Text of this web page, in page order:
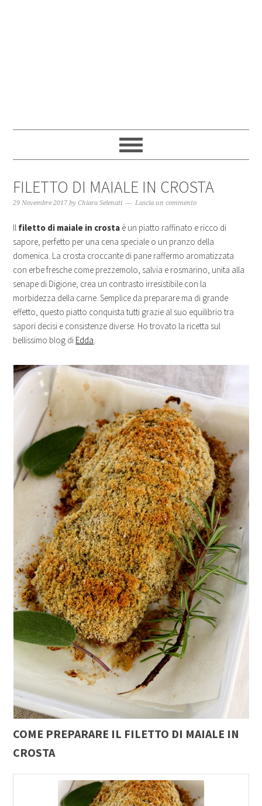
FILETTO DI MAIALE IN CROSTA
29 Novembre 2017 byChiara Selenati Lascia un commento
Il filetto di maiale in crosta è un piatto raffinato e ricco di
sapore, perfetto per una cena speciale o un pranzo della
domenica. La crosta croccante di pane raffermo aromatizzata
con erbe fresche come prezzemolo, salvia e rosmarino, unita alla
senape di Digione, crea un contrasto irresistibile con la
morbidezza della carne. Semplice da preparare ma di grande
effetto, questo piatto conquista tutti grazie al suo equilibrio tra
sapori decisi e consistenze diverse. Ho trovato la ricetta sul
bellissimo blog di Edda.
COME PREPARARE IL FILETTO DI MAIALE IN
CROSTA